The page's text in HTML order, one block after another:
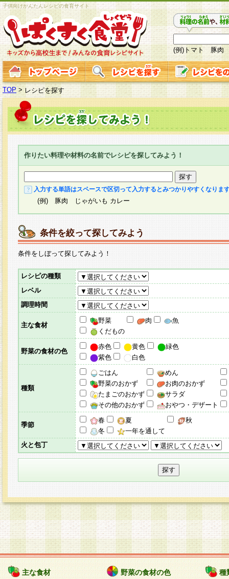
子供向けかんたんレシピの食育サイト
(例)トマト 豚肉
TOP > レシピを探す
作りたい料理や材料の名前でレシピを探してみよう！
入力する単語はスペースで区切って入力するとみつかりやすくなりま
(例) 豚肉 じゃがいも カレー
条件を絞って探してみよう
条件をしぼって探してみよう！
レシピの種類
レベル
調理時間
主な食材
野菜 肉
魚
くだもの
野菜の食材の色
赤色 黄色
緑色
紫色
白色
種類
ごはん
めん
野菜のおかず
お肉のおかず
たまごのおかず
サラダ
その他のおかず
おやつ・デザート
季節
春 夏
秋
冬
一年を通して
火と包丁
主な食材 野菜の食材の色 種